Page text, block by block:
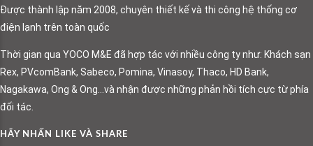
Được thành lập năm 2008, chuyên thiết kế và thi công hệ thống cơ
điện lạnh trên toàn quốc
Thời gian qua YOCO M&E đã hợp tác với nhiều công ty như: Khách sạn
Rex, PVcomBank, Sabeco, Pomina, Vinasoy, Thaco, HD Bank,
Nagakawa, Ong & Ong…và nhận được những phản hồi tích cực từ phía
đối tác.
HÃY NHẤN LIKE VÀ SHARE